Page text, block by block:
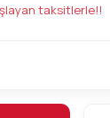
taksitlerle!!